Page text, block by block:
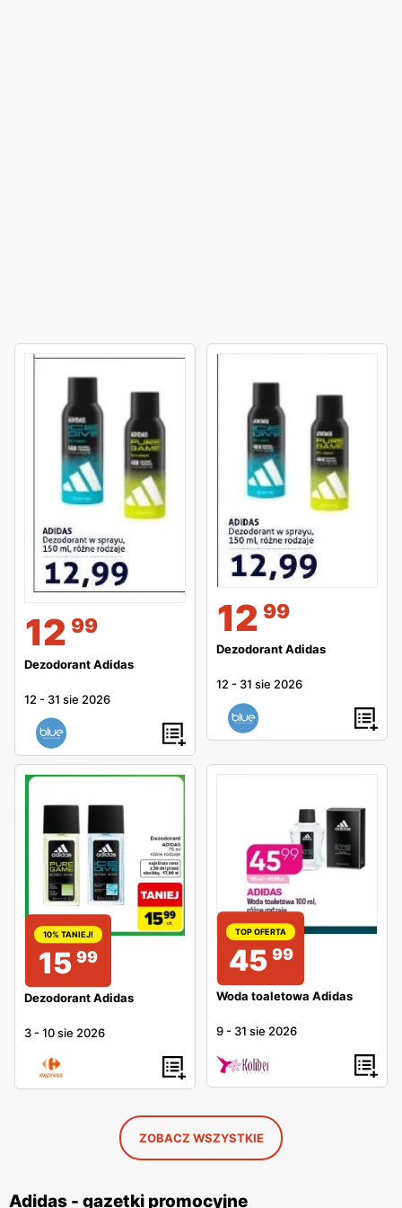
12 99
Dezodorant Adidas
12 - 31 sie 2026
12 99
Dezodorant Adidas
12 - 31 sie 2026
10% TANIEJ!
15 99
Dezodorant Adidas
3 -10 sie 2026
TOP OFERTA
45 99
Woda toaletowa Adidas
9 - 31 sie 2026
ZOBACZ WSZYSTKIE
Adidas - gazetki promocyjne